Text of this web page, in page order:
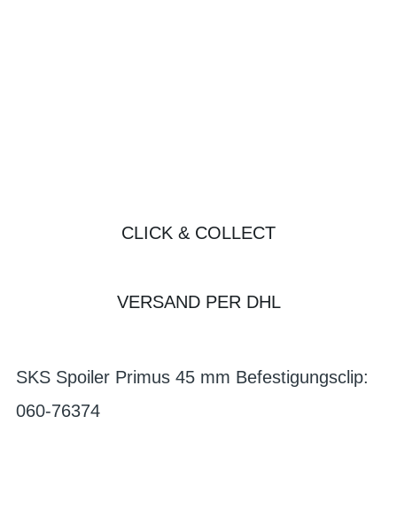
CLICK & COLLECT
VERSAND PER DHL
SKS Spoiler Primus 45 mm Befestigungsclip:
060-76374